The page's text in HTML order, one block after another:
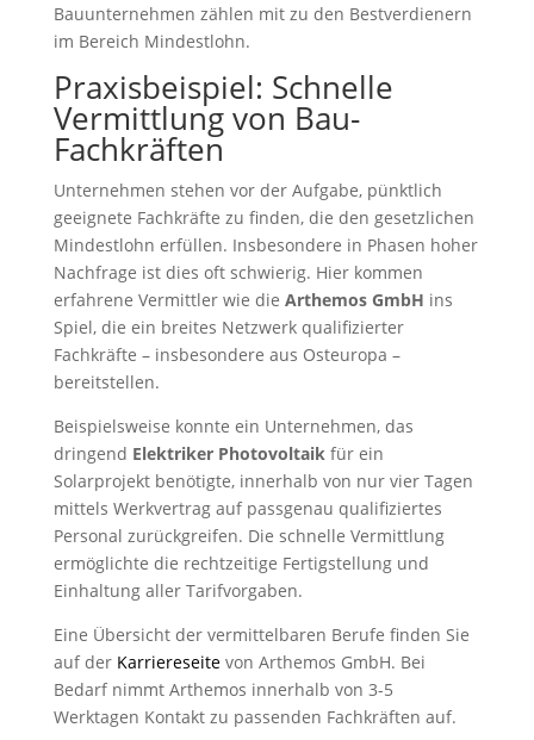
Bauunternehmen zählen mit zu den Bestverdienern
im Bereich Mindestlohn.
Praxisbeispiel: Schnelle
Vermittlung von Bau-
Fachkräften
Unternehmen stehen vor der Aufgabe, pünktlich
geeignete Fachkräfte zu finden, die den gesetzlichen
Mindestlohn erfüllen. Insbesondere in Phasen hoher
Nachfrage ist dies oft schwierig. Hier kommen
erfahrene Vermittler wie die Arthemos GmbH ins
Spiel, die ein breites Netzwerk qualifizierter
Fachkräfte – insbesondere aus Osteuropa –
bereitstellen.
Beispielsweise konnte ein Unternehmen, das
dringend Elektriker Photovoltaikfür ein
Solarprojekt benötigte, innerhalb von nur vier Tagen
mittels Werkvertrag auf passgenau qualifiziertes
Personal zurückgreifen. Die schnelle Vermittlung
ermöglichte die rechtzeitige Fertigstellung und
Einhaltung aller Tarifvorgaben.
Eine Übersicht der vermittelbaren Berufe finden Sie
auf der Karriereseitevon Arthemos GmbH. Bei
Bedarf nimmt Arthemos innerhalb von 3-5
Werktagen Kontakt zu passenden Fachkräften auf.